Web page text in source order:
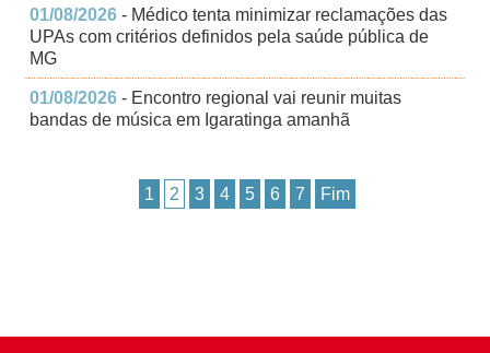
01/08/2026 - Médico tenta minimizar reclamações das
UPAs com critérios definidos pela saúde pública de
MG
01/08/2026 - Encontro regional vai reunir muitas
bandas de música em Igaratinga amanhã
1 2 3 4 5 6 7 Fim